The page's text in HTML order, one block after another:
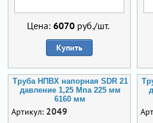
Цена: 6070руб./шт.
Купить
Труба НПВХ напорная SDR 21
давление 1,25 Мпа 225 мм
6160 мм
Артикул: 2049